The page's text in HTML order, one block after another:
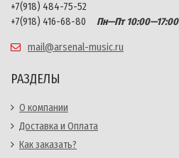
+7(918) 484-75-52
+7(918) 416-68-80
Пн—Пт 10:00—17:00
mail@arsenal-music.ru
РАЗДЕЛЫ
О компании
Доставка и Оплата
Как заказать?